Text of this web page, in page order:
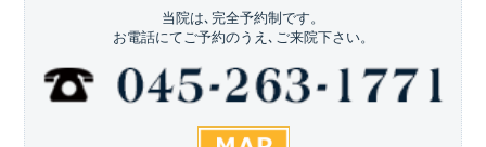
当院は､完全予約制です。
お電話にてご予約のうえ､ご来院下さい。